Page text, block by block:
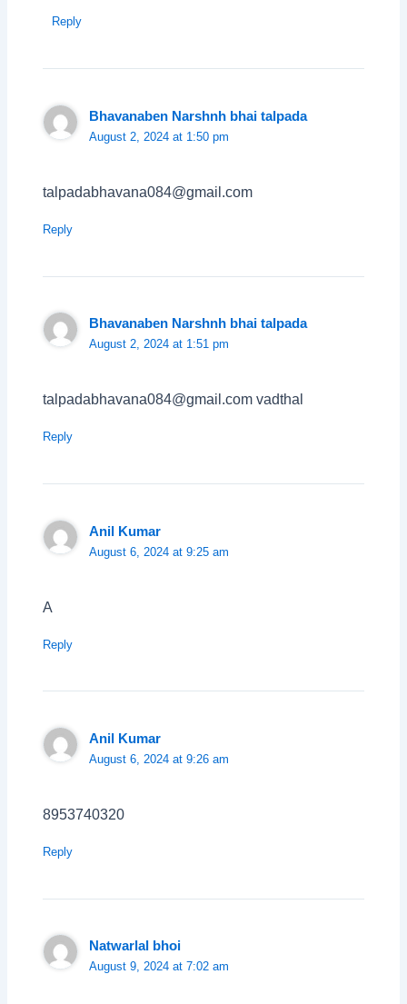
Reply
Bhavanaben Narshnh bhai talpada
August 2, 2024 at 1:50 pm
talpadabhavana084@gmail.com
Reply
Bhavanaben Narshnh bhai talpada
August 2, 2024 at 1:51 pm
talpadabhavana084@gmail.com vadthal
Reply
Anil Kumar
August 6, 2024 at 9:25 am
A
Reply
Anil Kumar
August 6, 2024 at 9:26 am
8953740320
Reply
Natwarlal bhoi
August 9, 2024 at 7:02 am